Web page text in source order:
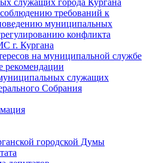
служащих города Кургана
требований к
муниципальных
конфликта
г. Кургана
на муниципальной службе
рекомендации
служащих
Cобрания
городской Думы